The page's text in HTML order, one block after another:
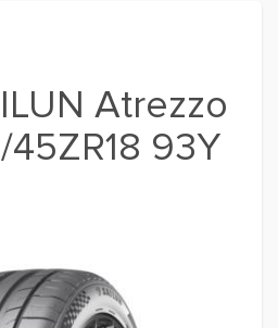
Atrezzo
45ZR18 93Y